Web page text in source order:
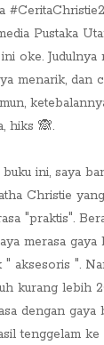
Pustaka
oke. Judulnya
menarik, dan
hiks 🙈.
ini, saya
Christie
"praktis".
merasa gaya
" aksesoris ".
kurang lebih
dengan gaya
tenggelam ke